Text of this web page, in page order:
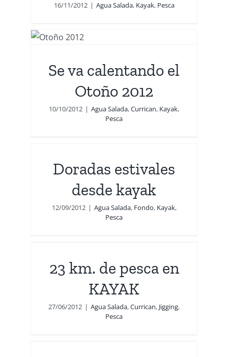
16/11/2012 | Agua Salada, Kayak, Pesca
Se va calentando el
Otoño 2012
10/10/2012 | Agua Salada,Currican, Kayak,
Pesca
Doradas estivales
desde kayak
12/09/2012 | Agua Salada, Fondo, Kayak,
Pesca
23 km. de pesca en
KAYAK
27/06/2012 | Agua Salada,Currican, Jigging,
Pesca